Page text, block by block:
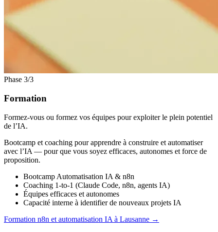
Phase 3/3
Formation
Formez-vous ou formez vos équipes pour exploiter le plein potentiel
de l’IA.
Bootcamp et coaching pour apprendre à construire et automatiser
avec l’IA — pour que vous soyez efficaces, autonomes et force de
proposition.
Bootcamp Automatisation IA & n8n
Coaching 1-to-1 (Claude Code, n8n, agents IA)
Équipes efficaces et autonomes
Capacité interne à identifier de nouveaux projets IA
Formation n8n et automatisation IA à Lausanne →